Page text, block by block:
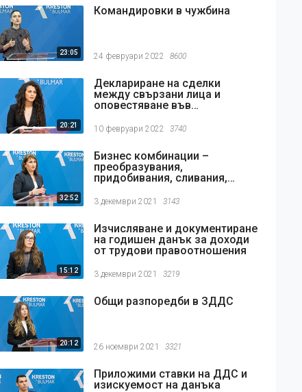
23:05
Командировки в чужбина
24 февруари 2022 8600
20:21
Деклариране на сделки
между свързани лица и
оповестяване във
10 февруари 2022 3740
32:52
Бизнес комбинации –
преобразувания,
придобивания, сливания,
3 декември 2021 3143
15:12
Изчисляване и документиране
на годишен данък за доходи
от трудови правоотношения
3 декември 2021 3219
20:12
Общи разпоредби в ЗДДС
26 ноември 2021 3321
Приложими ставки на ДДС и
изискуемост на данъка